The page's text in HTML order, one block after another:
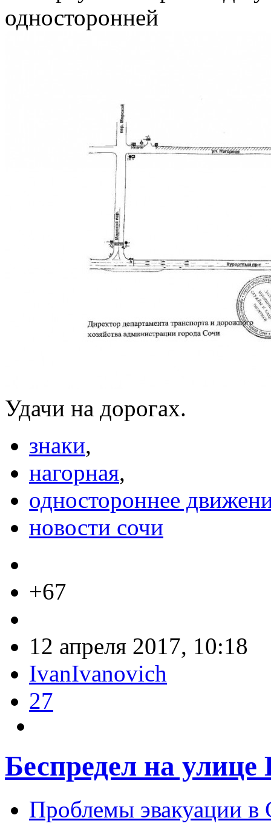
односторонней
Удачи на дорогах.
знаки,
нагорная,
одностороннее
новости сочи
+67
12 апреля 2017, 10:18
IvanIvanovich
27
Беспредел на
Проблемы эвакуации в